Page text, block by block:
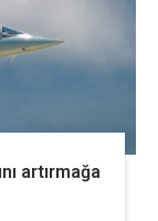
artırmağa